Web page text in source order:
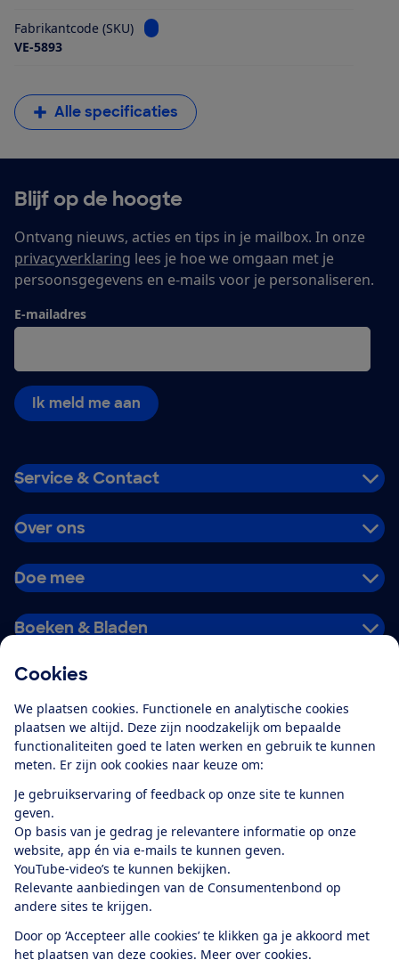
Cookies
We plaatsen cookies. Functionele en analytische cookies
plaatsen we altijd. Deze zijn noodzakelijk om bepaalde
functionaliteiten goed te laten werken en gebruik te kunnen
meten. Er zijn ook cookies naar keuze om:
Je gebruikservaring of feedback op onze site te kunnen
geven.
Op basis van je gedrag je relevantere informatie op onze
website, app én via e-mails te kunnen geven.
YouTube-video’s te kunnen bekijken.
Relevante aanbiedingen van de Consumentenbond op
andere sites te krijgen.
Door op ‘Accepteer alle cookies’ te klikken ga je akkoord met
het plaatsen van deze cookies. Meer over cookies.
Fabrikantcode (SKU)
Bekijk informatie voor Fabrikantcode (SKU)
VE-5893
Alle specificaties
Blijf op de hoogte
Ontvang nieuws, acties en tips in je mailbox. In onze
privacyverklaring lees je hoe we omgaan met je
persoonsgegevens en e-mails voor je personaliseren.
E-mailadres
Ik meld me aan
Service & Contact
Over ons
Doe mee
Boeken & Bladen
Alles over de
app
Algemene Voorwaarden
Privacyverklaring
Cookiebeleid
Privacyvoorkeuren
Toegankelijkheid
RSS-feed nieuws
Facebook
TwitterInstagram
YoutubeLinkedIn